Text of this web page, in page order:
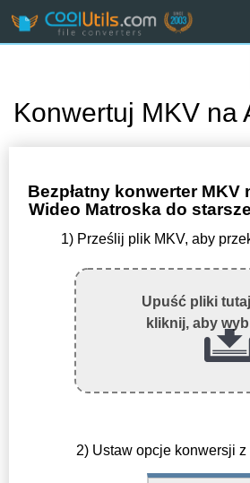
Konwertuj MKV na
Bezpłatny konwerter
Wideo Matroska do
1) Prześlij plik MKV, aby
Upuść pliki
kliknij, aby
2) Ustaw opcje konwersji z